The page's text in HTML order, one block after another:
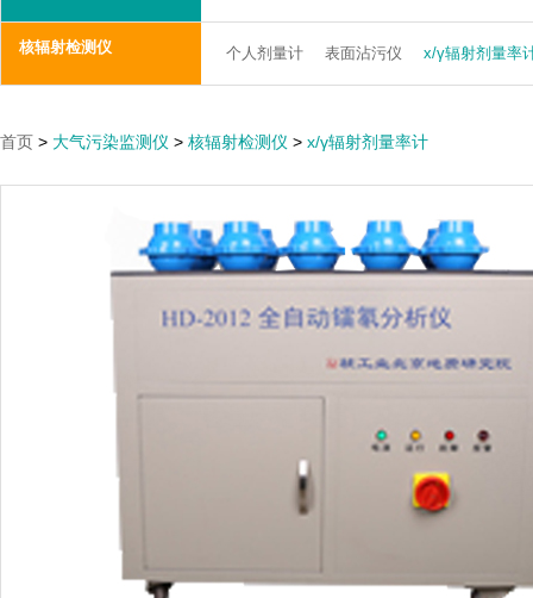
核辐射检测仪 个人剂量计 表面沾污仪 x/γ辐射剂量率
首页 > 大气污染监测仪 > 核辐射检测仪 > x/γ辐射剂量率计